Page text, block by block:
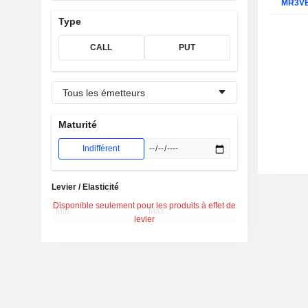
Type
CALL PUT
Tous les émetteurs
Maturité
Indifférent
Disponible seulement pour les produits à effet de
levier
Levier / Elasticité